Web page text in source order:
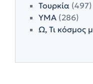
Τουρκία (497)
ΥΜΑ (286)
Ω, Τι κόσμος